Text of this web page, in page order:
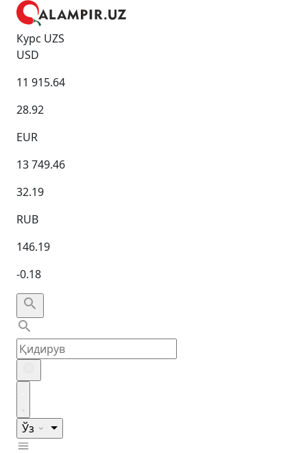
Курс UZS
USD
11 915.64
28.92
EUR
13 749.46
32.19
RUB
146.19
-0.18
Ўз